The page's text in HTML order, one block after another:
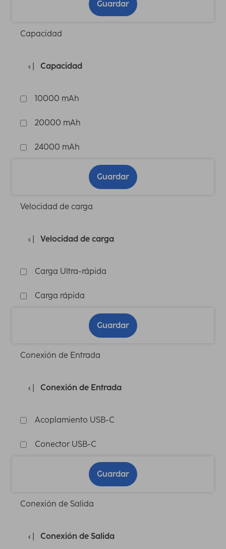
Guardar
Capacidad
Capacidad
10000 mAh
20000 mAh
24000 mAh
Guardar
Velocidad de carga
Velocidad de carga
Carga Ultra-rápida
Carga rápida
Guardar
Conexión de Entrada
Conexión de Entrada
Acoplamiento USB-C
Conector USB-C
Guardar
Conexión de Salida
Conexión de Salida